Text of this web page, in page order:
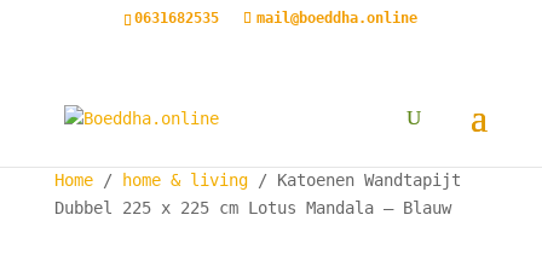
0631682535 mail@boeddha.online
Home/ home & living/ Katoenen Wandtapijt
Dubbel 225 x 225 cm Lotus Mandala – Blauw